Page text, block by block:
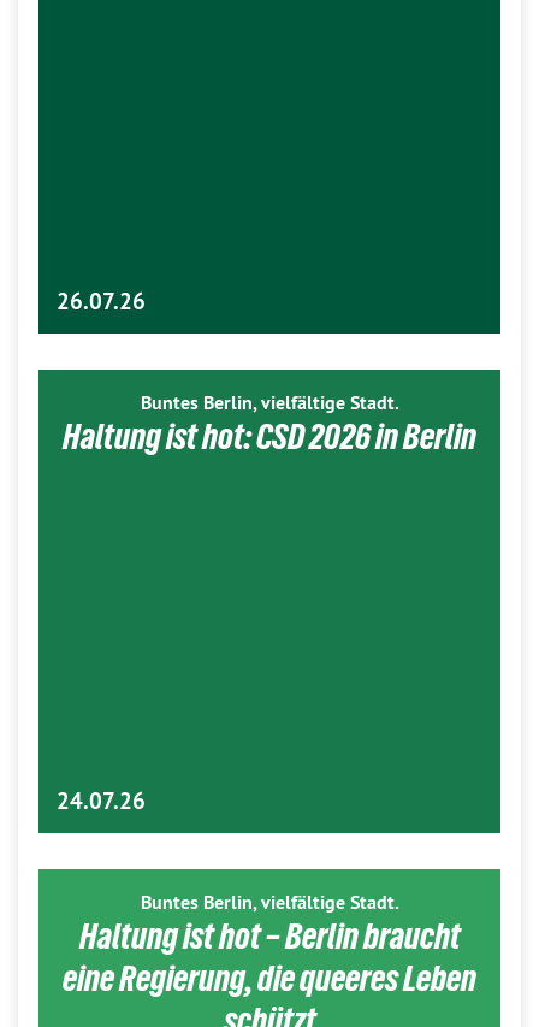
26.07.26
Buntes Berlin, vielfältige Stadt.
Haltung ist hot: CSD 2026 in Berlin
24.07.26
Buntes Berlin, vielfältige Stadt.
Haltung ist hot – Berlin braucht
eine Regierung, die queeres Leben